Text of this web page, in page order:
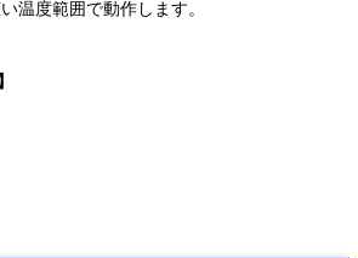
温度範囲で動作します。